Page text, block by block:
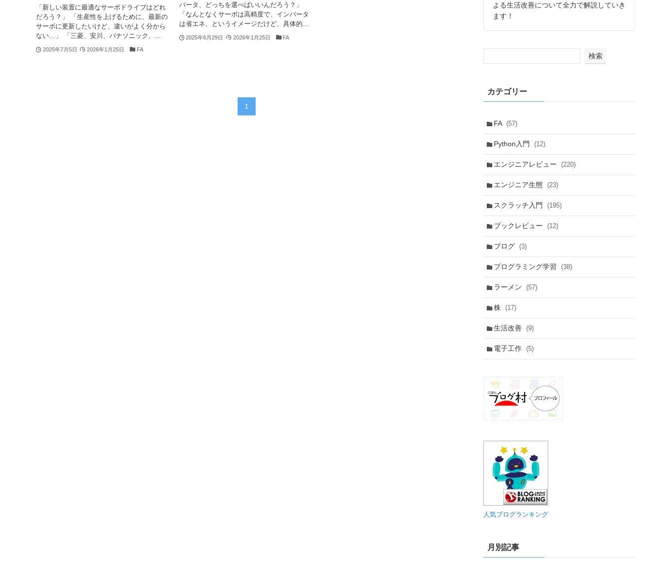
「新しい装置に最適なサーボドライブはどれ
だろう？」 「生産性を上げるために、最新の
サーボに更新したいけど、違いがよく分から
ない…」 「三菱、安川、パナソニック、...
2025年7月5日 2026年1月25日 FA
バータ、どっちを選べばいいんだろう？」
「なんとなくサーボは高精度で、インバータ
は省エネ、というイメージだけど、具体的...
2025年6月29日 2026年1月25日 FA
1
よる生活改善について全力で解説していき
ます！
検索
カテゴリー
FA (57)
Python入門 (12)
エンジニアレビュー (220)
エンジニア生態 (23)
スクラッチ入門 (195)
ブックレビュー (12)
ブログ (3)
プログラミング学習 (38)
ラーメン (57)
株 (17)
生活改善 (9)
電子工作 (5)
人気ブログランキング
月別記事